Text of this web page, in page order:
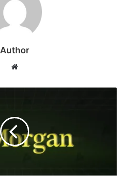
Author
Website